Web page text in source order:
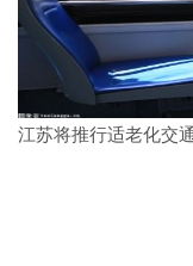
江苏将推行适老化交